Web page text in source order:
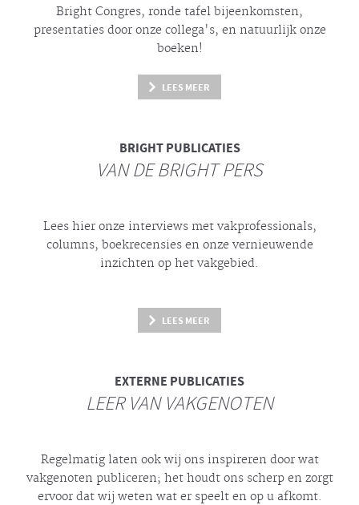
Bright Congres, ronde tafel bijeenkomsten,
presentaties door onze collega's, en natuurlijk onze
boeken!
LEES MEER
BRIGHTPUBLICATIES
VAN DE BRIGHT PERS
Lees hier onze interviews met vakprofessionals,
columns, boekrecensies en onze vernieuwende
inzichten op het vakgebied.
LEES MEER
EXTERNE PUBLICATIES
LEER VAN VAKGENOTEN
Regelmatig laten ook wij ons inspireren door wat
vakgenoten publiceren; het houdt ons scherp en zorgt
ervoor dat wij weten wat er speelt en op u afkomt.